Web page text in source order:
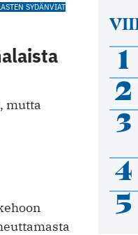
SYDÄNVIAT
mutta
1
2
3
4
5